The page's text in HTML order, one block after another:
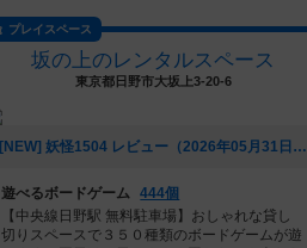
プレイスペース
坂の上のレンタルスペース
東京都日野市大坂上3-20-6
[NEW] 妖怪1504 レビュー（2026年05月31日 21時05分）
遊べるボードゲーム 444個
【中央線日野駅 無料駐車場】おしゃれな貸し
切りスペースで３５０種類のボードゲームが遊